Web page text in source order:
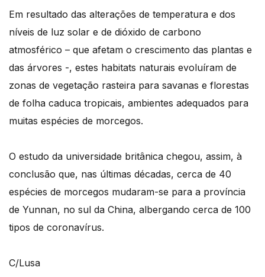
Em resultado das alterações de temperatura e dos
níveis de luz solar e de dióxido de carbono
atmosférico – que afetam o crescimento das plantas e
das árvores -, estes habitats naturais evoluíram de
zonas de vegetação rasteira para savanas e florestas
de folha caduca tropicais, ambientes adequados para
muitas espécies de morcegos.
O estudo da universidade britânica chegou, assim, à
conclusão que, nas últimas décadas, cerca de 40
espécies de morcegos mudaram-se para a província
de Yunnan, no sul da China, albergando cerca de 100
tipos de coronavírus.
C/Lusa